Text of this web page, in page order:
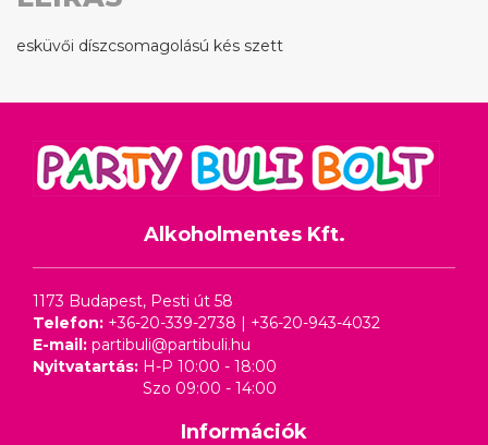
esküvői díszcsomagolású kés szett
Alkoholmentes Kft.
1173 Budapest, Pesti út 58
Telefon: +36-20-339-2738 | +36-20-943-4032
E-mail: partibuli@partibuli.hu
Nyitvatartás: H-P 10:00 - 18:00
Szo 09:00 - 14:00
Információk